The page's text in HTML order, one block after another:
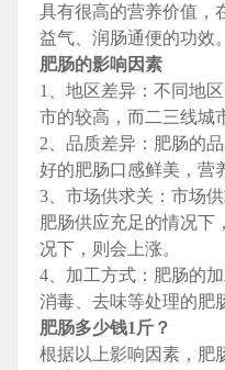
具有很高的营养价值，
益气、润肠通便的功效。
肥肠的影响因素
1、地区差异：不同地
市的较高，而二三线城
2、品质差异：肥肠的
好的肥肠口感鲜美，营
3、市场供求关：市场
肥肠供应充足的情况下
况下，则会上涨。
4、加工方式：肥肠的
消毒、去味等处理的肥
肥肠多少钱1斤？
根据以上影响因素，肥